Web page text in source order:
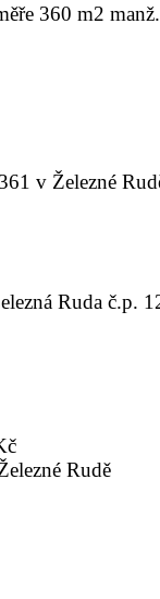
360 m2
v Železné
Ruda č.p.
Rudě